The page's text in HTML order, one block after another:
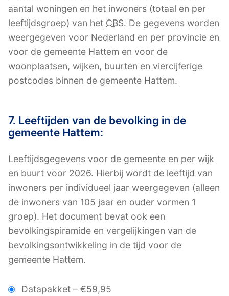
aantal woningen en het inwoners (totaal en per
leeftijdsgroep) van het CBS. De gegevens worden
weergegeven voor Nederland en per provincie en
voor de gemeente Hattem en voor de
woonplaatsen, wijken, buurten en viercijferige
postcodes binnen de gemeente Hattem.
7. Leeftijden van de bevolking in de
gemeente Hattem:
Leeftijdsgegevens voor de gemeente en per wijk
en buurt voor 2026. Hierbij wordt de leeftijd van
inwoners per individueel jaar weergegeven (alleen
de inwoners van 105 jaar en ouder vormen 1
groep). Het document bevat ook een
bevolkingspiramide en vergelijkingen van de
bevolkingsontwikkeling in de tijd voor de
gemeente Hattem.
Datapakket – €59,95